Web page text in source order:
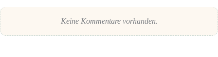
Keine Kommentare vorhanden.